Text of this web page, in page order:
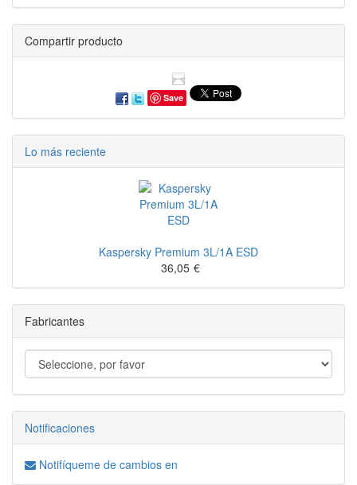
Compartir producto
Save
Lo más reciente
Kaspersky Premium 3L/1A ESD
36,05 €
Fabricantes
Notificaciones
Notifíqueme de cambios en